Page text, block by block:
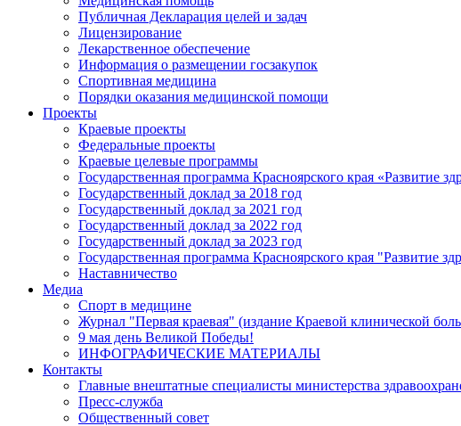
Публичная Декларация целей и задач
Лицензирование
Лекарственное обеспечение
Информация о размещении госзакупок
Спортивная медицина
Порядки оказания медицинской помощи
Проекты
Краевые проекты
Федеральные проекты
Краевые целевые программы
Государственная программа Красноярского края «Развитие
Государственный доклад за 2018 год
Государственный доклад за 2021 год
Государственный доклад за 2022 год
Государственный доклад за 2023 год
Государственная программа Красноярского края "Развитие
Наставничество
Медиа
Спорт в медицине
Журнал "Первая краевая" (издание Краевой клинической
9 мая день Великой Победы!
ИНФОГРАФИЧЕСКИЕ МАТЕРИАЛЫ
Контакты
Главные внештатные специалисты министерства
Пресс-служба
Общественный совет